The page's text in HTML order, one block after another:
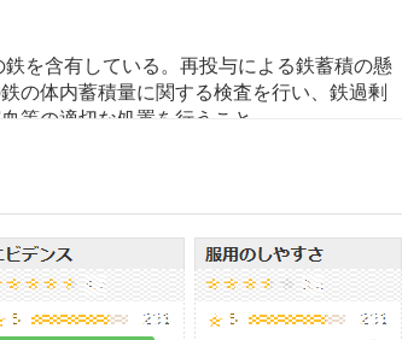
を含有している。再投与による鉄蓄積の懸
の体内蓄積量に関する検査を行い、鉄過剰
等の適切な処置を行うこと。
て製剤化したものである。本剤の原材料と
原、抗HCV抗体、抗HIV-1抗体、抗HIV-2抗
確認している。また、HIV-1 RNA、HBV D
について、HAV RNA及びヒトパルボウイ